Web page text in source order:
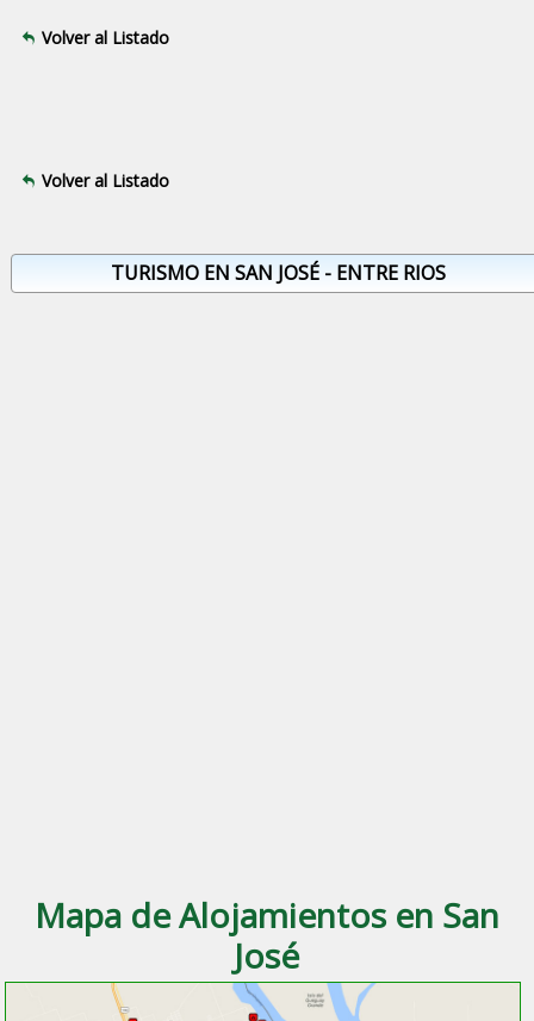
Volver al Listado
Volver al Listado
TURISMO EN SAN JOSÉ - ENTRE RIOS
Mapa de Alojamientos en San
José